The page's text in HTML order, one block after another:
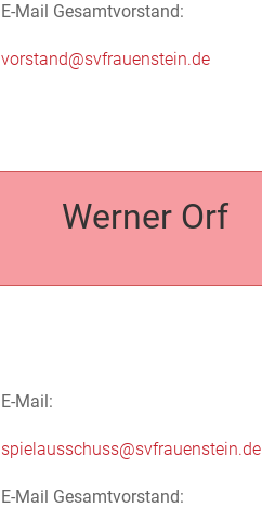
E-Mail Gesamtvorstand:
vorstand@svfrauenstein.de
Werner Orf
E-Mail:
spielausschuss@svfrauenstein.de
E-Mail Gesamtvorstand: